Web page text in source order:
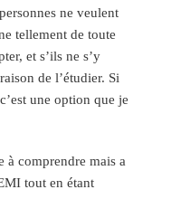
ne veulent
tellement de toute
et s’ils ne s’y
de l’étudier. Si
une option que je
à comprendre mais a
tout en étant